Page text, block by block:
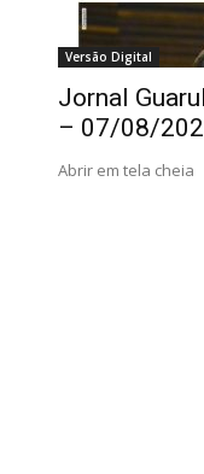
Versão Digital
Jornal
– 07/08/
Abrir em tela cheia